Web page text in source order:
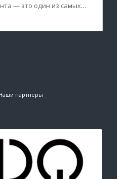
— это один из самых…
партнеры